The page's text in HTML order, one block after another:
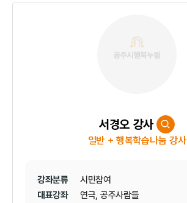
서경오 강사
일반 + 행복학습나눔 강사
강좌분류
시민참여
대표강좌
연극, 공주사람들